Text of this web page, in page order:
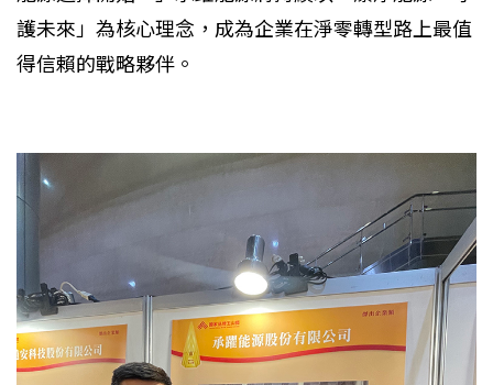
護未來」為核心理念，成為企業在淨零轉型路上最值
得信賴的戰略夥伴。